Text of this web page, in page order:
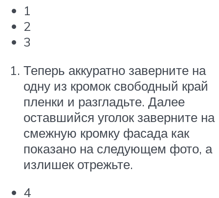
1
2
3
Теперь аккуратно заверните на
одну из кромок свободный край
пленки и разгладьте. Далее
оставшийся уголок заверните на
смежную кромку фасада как
показано на следующем фото, а
излишек отрежьте.
4